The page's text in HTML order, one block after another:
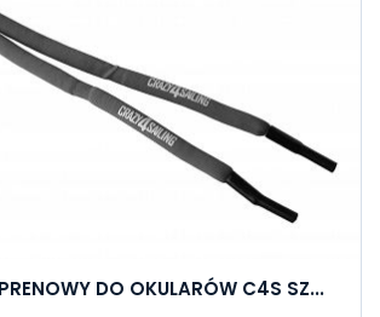
DO OKULARÓW C4S SZ...